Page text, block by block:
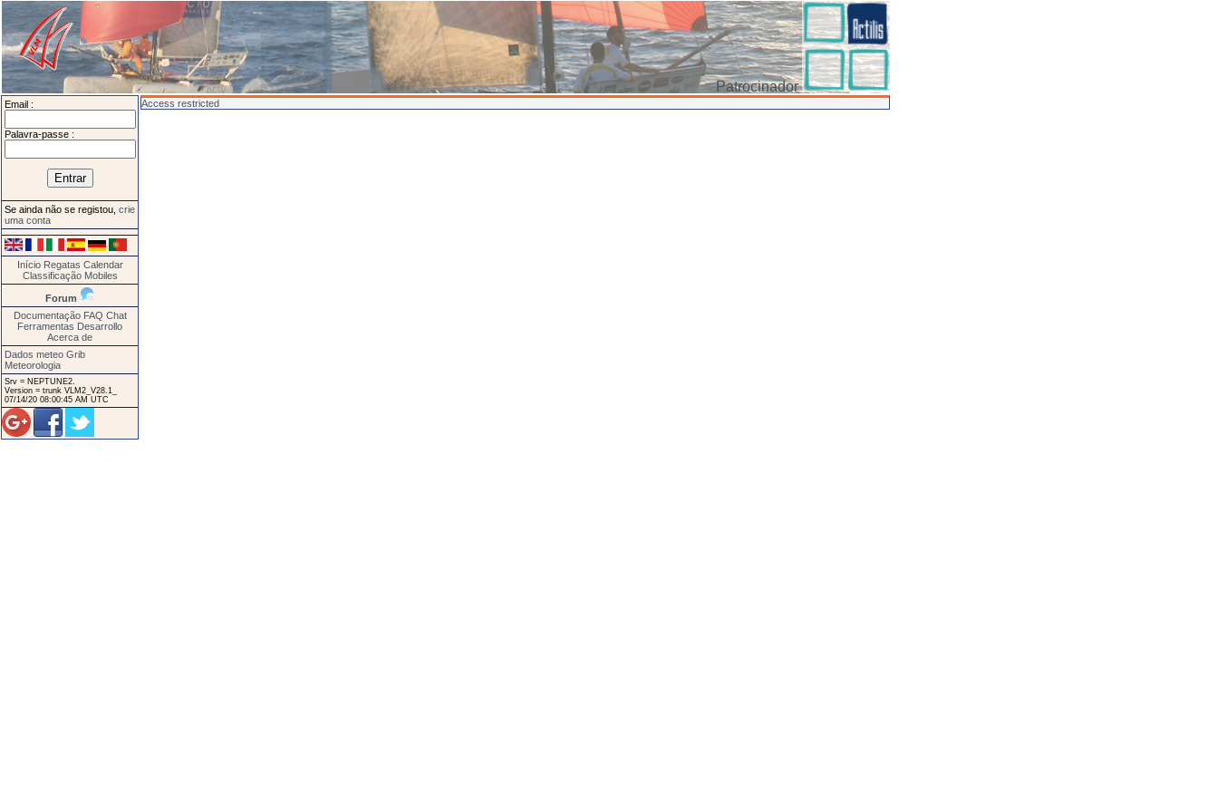
Patrocinador
Email :
Palavra-passe :
Se ainda não se registou, crie
uma conta
Início Regatas Calendar
Classificação Mobiles
Forum
Documentação FAQ Chat
Ferramentas Desarrollo
Acerca de
Dados meteo Grib
Meteorologia
Srv = NEPTUNE2.
Version = trunk VLM2_V28.1_
07/14/20 08:00:45 AM UTC
Access restricted